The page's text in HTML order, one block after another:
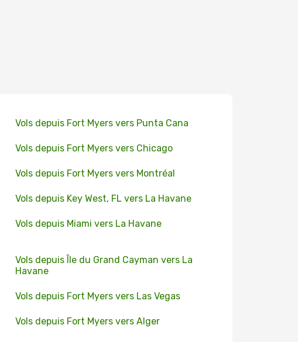
Vols depuis Fort Myers vers Punta Cana
Vols depuis Fort Myers vers Chicago
Vols depuis Fort Myers vers Montréal
Vols depuis Key West, FL vers La Havane
Vols depuis Miami vers La Havane
Vols depuis Île du Grand Cayman vers La
Havane
Vols depuis Fort Myers vers Las Vegas
Vols depuis Fort Myers vers Alger